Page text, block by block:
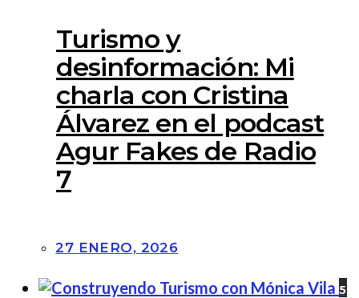
Turismo y
desinformación: Mi
charla con Cristina
Álvarez en el podcast
Agur Fakes de Radio
7
27 ENERO, 2026
5